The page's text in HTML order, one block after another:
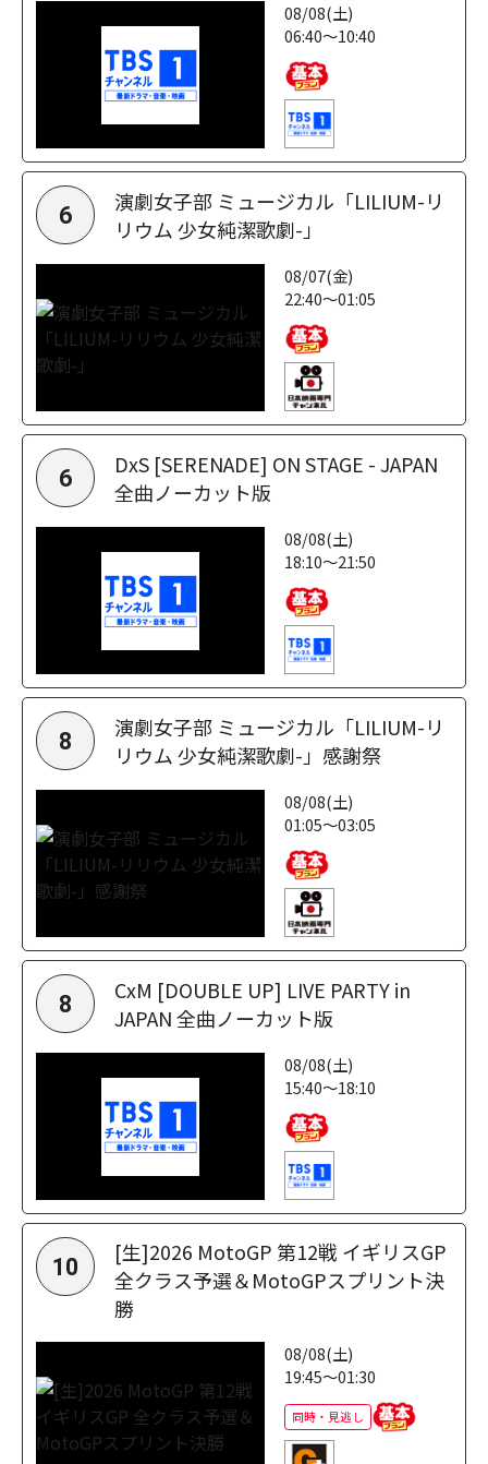
08/08(土)
06:40～10:40
6
演劇女子部 ミュージカル「LILIUM-リ
リウム 少女純潔歌劇-」
08/07(金)
22:40～01:05
6
DxS [SERENADE] ON STAGE - JAPAN
全曲ノーカット版
08/08(土)
18:10～21:50
8
演劇女子部 ミュージカル「LILIUM-リ
リウム 少女純潔歌劇-」感謝祭
08/08(土)
01:05～03:05
8
CxM [DOUBLE UP] LIVE PARTY in
JAPAN 全曲ノーカット版
08/08(土)
15:40～18:10
10
[生]2026 MotoGP 第12戦 イギリスGP
全クラス予選＆MotoGPスプリント決
勝
08/08(土)
19:45～01:30
同時・見逃し